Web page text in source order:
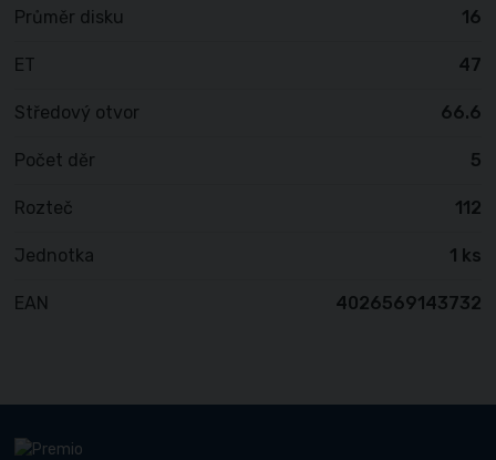
Průměr disku 16
ET 47
Středový otvor 66.6
Počet děr 5
Rozteč 112
Jednotka 1 ks
EAN 4026569143732